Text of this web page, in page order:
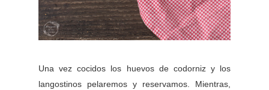
Una vez cocidos los huevos de codorniz y los
langostinos pelaremos y reservamos. Mientras,